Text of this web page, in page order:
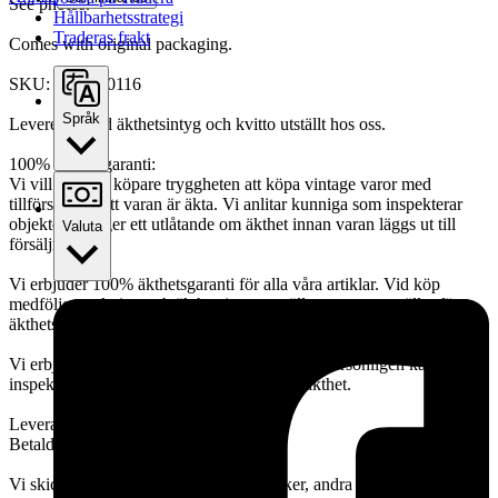
Comes with original packaging.
SKU: JEW000116
Levereras med äkthetsintyg och kvitto utställt hos oss.
100% äkthetsgaranti:
Vi vill erbjuda köpare tryggheten att köpa vintage varor med
tillförsikt om att varan är äkta. Vi anlitar kunniga som inspekterar
objekten och ger ett utlåtande om äkthet innan varan läggs ut till
försäljning.
Vi erbjuder 100% äkthetsgaranti för alla våra artiklar. Vid köp
medföljer ett kvitto och äkthetsintyg utställt av oss som gäller för
äkthetsgarantin.
Vi erbjuder även 14 dagars returrätt, så att ni personligen kan
inspektera varan för att vara säker på dess äkthet.
Leverans:
Betalda varor skickas inom 48 timmar.
Vi skickar alla varor spårbart via Schenker, andra fraktalternativ kan
Hållbarhetsstrategi
Traderas frakt
Språk
Valuta